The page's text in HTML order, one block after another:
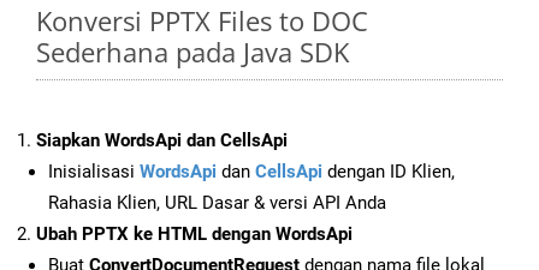
Konversi PPTX Files to DOC
Sederhana pada Java SDK
Siapkan WordsApi dan CellsApi
Inisialisasi WordsApi dan CellsApi dengan ID Klien,
Rahasia Klien, URL Dasar & versi API Anda
Ubah PPTX ke HTML dengan WordsApi
Buat ConvertDocumentRequest dengan nama file lokal